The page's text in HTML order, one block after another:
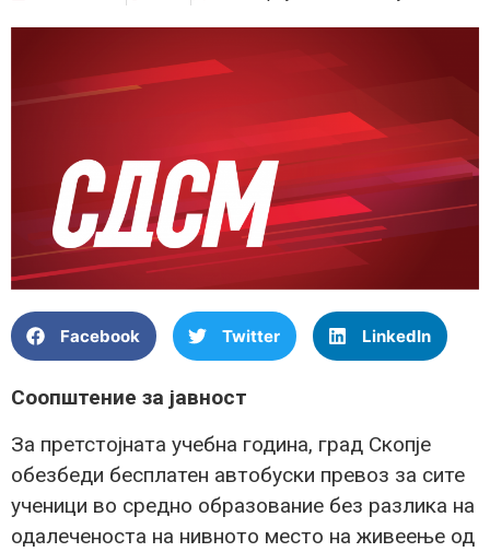
Facebook Twitter LinkedIn
Соопштение за јавност
За претстојната учебна година, град Скопје
обезбеди бесплатен автобуски превоз за сите
ученици во средно образование без разлика на
одалеченоста на нивното место на живеење од